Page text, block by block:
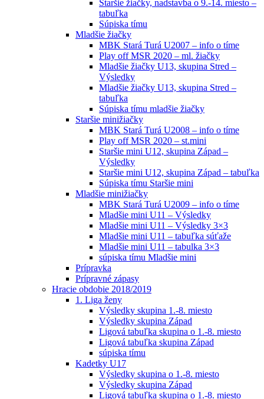
Staršie žiačky, nadstavba o 9.-14. miesto –
tabuľka
Súpiska tímu
Mladšie žiačky
MBK Stará Turá U2007 – info o tíme
Play off MSR 2020 – ml. žiačky
Mladšie žiačky U13, skupina Stred –
Výsledky
Mladšie žiačky U13, skupina Stred –
tabuľka
Súpiska tímu mladšie žiačky
Staršie minižiačky
MBK Stará Turá U2008 – info o tíme
Play off MSR 2020 – st.mini
Staršie mini U12, skupina Západ –
Výsledky
Staršie mini U12, skupina Západ – tabuľka
Súpiska tímu Staršie mini
Mladšie minižiačky
MBK Stará Turá U2009 – info o tíme
Mladšie mini U11 – Výsledky
Mladšie mini U11 – Výsledky 3×3
Mladšie mini U11 – tabuľka súťaže
Mladšie mini U11 – tabulka 3×3
súpiska tímu Mladšie mini
Prípravka
Prípravné zápasy
Hracie obdobie 2018/2019
1. Liga ženy
Výsledky skupina 1.-8. miesto
Výsledky skupina Západ
Ligová tabuľka skupina o 1.-8. miesto
Ligová tabuľka skupina Západ
súpiska tímu
Kadetky U17
Výsledky skupina o 1.-8. miesto
Výsledky skupina Západ
Ligová tabuľka skupina o 1.-8. miesto